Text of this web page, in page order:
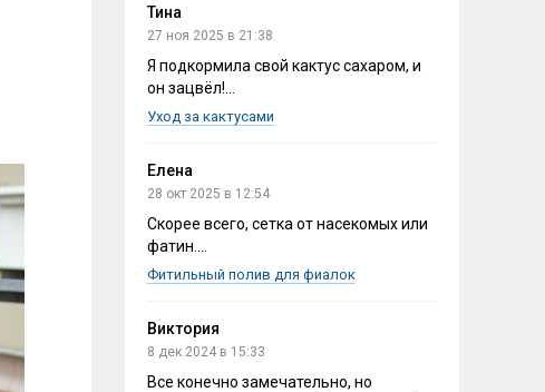
Тина
27 ноя 2025 в 21:38
Я подкормила свой кактус сахаром, и
он зацвёл!...
Уход за кактусами
Елена
28 окт 2025 в 12:54
Скорее всего, сетка от насекомых или
фатин....
Фитильный полив для фиалок
Виктория
8 дек 2024 в 15:33
Все конечно замечательно, но